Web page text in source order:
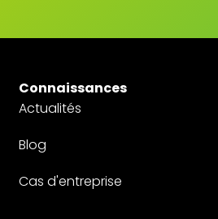
Connaissances
Actualités
Blog
Cas d'entreprise